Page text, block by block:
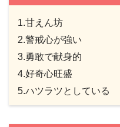
1.甘えん坊
2.警戒心が強い
3.勇敢で献身的
4.好奇心旺盛
5.ハツラツとしている